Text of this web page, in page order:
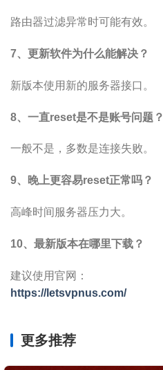
路由器过滤异常时可能有效。
7、更新软件为什么能解决？
新版本使用新的服务器接口。
8、一直reset是不是账号问题？
一般不是，多数是连接失败。
9、晚上更容易reset正常吗？
高峰时间服务器压力大。
10、最新版本在哪里下载？
建议使用官网：
https://letsvpnus.com/
更多推荐